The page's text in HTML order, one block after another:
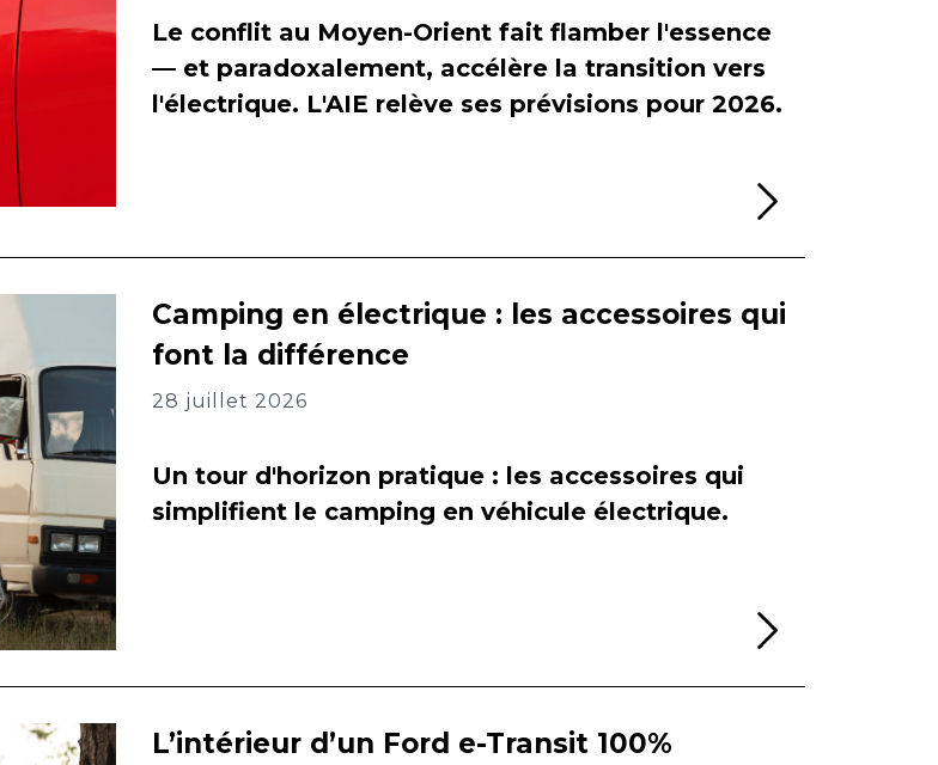
Le conflit au Moyen-Orient fait flamber l'essence
— et paradoxalement, accélère la transition vers
l'électrique. L'AIE relève ses prévisions pour 2026.
Camping en électrique : les accessoires qui
font la différence
28 juillet 2026
Un tour d'horizon pratique : les accessoires qui
simplifient le camping en véhicule électrique.
L’intérieur d’un Ford e-Transit 100%